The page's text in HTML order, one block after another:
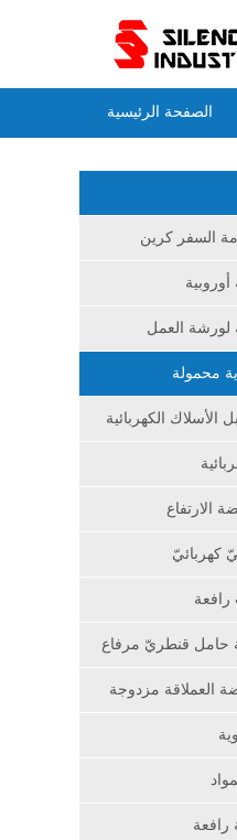
الصفحة الرئيسية
السفر كرين
لورشة العمل
محمولة
الأسلاك الكهربائية
الارتفاع
كهربائيّ
رافعة
حامل قنطريّ مرفاع
العملاقة مزدوجة
رافعة